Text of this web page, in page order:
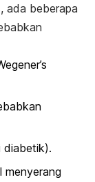
ada beberapa
diabetik).
menyerang